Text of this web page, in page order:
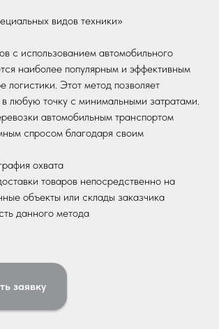
видов техники»
с использованием автомобильного
наиболее популярным и эффективным
Этот метод позволяет
в любую точку с минимальными затратами.
автомобильным транспортом
спросом благодаря своим
охвата
товаров непосредственно на
объекты или склады заказчика
данного метода
заявку